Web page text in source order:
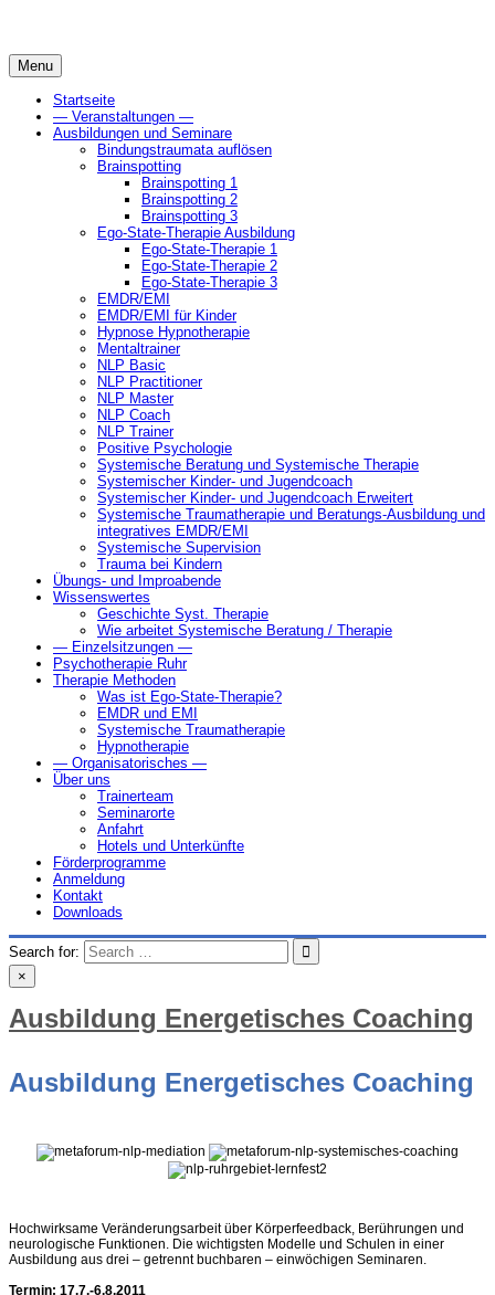
Menu
Startseite
— Veranstaltungen —
Ausbildungen und Seminare
Bindungstraumata auflösen
Brainspotting
Brainspotting 1
Brainspotting 2
Brainspotting 3
Ego-State-Therapie Ausbildung
Ego-State-Therapie 1
Ego-State-Therapie 2
Ego-State-Therapie 3
EMDR/EMI
EMDR/EMI für Kinder
Hypnose Hypnotherapie
Mentaltrainer
NLP Basic
NLP Practitioner
NLP Master
NLP Coach
NLP Trainer
Positive Psychologie
Systemische Beratung und Systemische Therapie
Systemischer Kinder- und Jugendcoach
Systemischer Kinder- und Jugendcoach Erweitert
Systemische Traumatherapie und Beratungs-Ausbildung und
integratives EMDR/EMI
Systemische Supervision
Trauma bei Kindern
Übungs- und Improabende
Wissenswertes
Geschichte Syst. Therapie
Wie arbeitet Systemische Beratung / Therapie
— Einzelsitzungen —
Psychotherapie Ruhr
Therapie Methoden
Was ist Ego-State-Therapie?
EMDR und EMI
Systemische Traumatherapie
Hypnotherapie
— Organisatorisches —
Über uns
Trainerteam
Seminarorte
Anfahrt
Hotels und Unterkünfte
Förderprogramme
Anmeldung
Kontakt
Downloads
Search for:
×
Ausbildung Energetisches Coaching
Ausbildung Energetisches Coaching
Hochwirksame Veränderungsarbeit über Körperfeedback, Berührungen und
neurologische Funktionen. Die wichtigsten Modelle und Schulen in einer
Ausbildung aus drei – getrennt buchbaren – einwöchigen Seminaren.
Termin: 17.7.-6.8.2011